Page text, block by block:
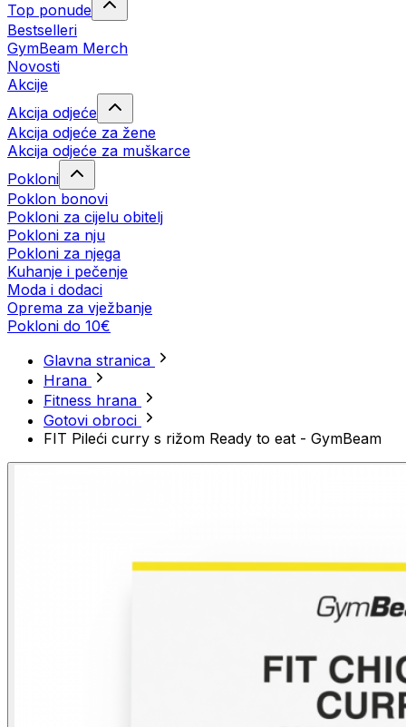
Top ponude
Bestselleri
GymBeam Merch
Novosti
Akcije
Akcija odjeće
Akcija odjeće za žene
Akcija odjeće za muškarce
Pokloni
Poklon bonovi
Pokloni za cijelu obitelj
Pokloni za nju
Pokloni za njega
Kuhanje i pečenje
Moda i dodaci
Oprema za vježbanje
Pokloni do 10€
Glavna stranica
Hrana
Fitness hrana
Gotovi obroci
FIT Pileći curry s rižom Ready to eat - GymBeam